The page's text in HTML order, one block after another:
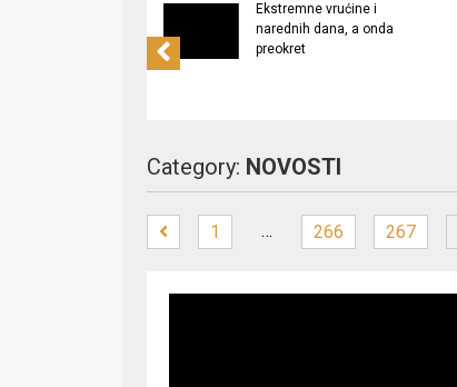
Ekstremne vrućine i
narednih dana, a onda
preokret
Category: NOVOSTI
1 … 266 267